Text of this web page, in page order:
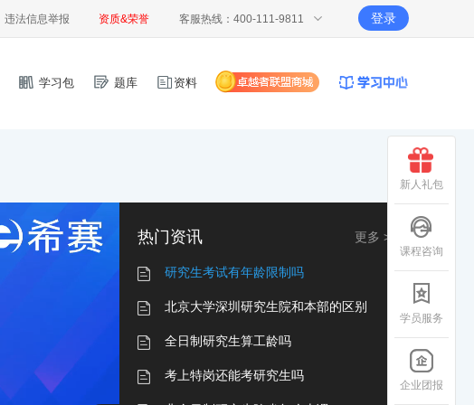
违法信息举报 资质&荣誉 客服热线：400-111-9811 登录
学习包 题库 资料
热门资讯 更多 >
研究生考试有年龄限制吗
北京大学深圳研究生院和本部的区别
全日制研究生算工龄吗
考上特岗还能考研究生吗
新人礼包
课程咨询
学员服务
企业团报